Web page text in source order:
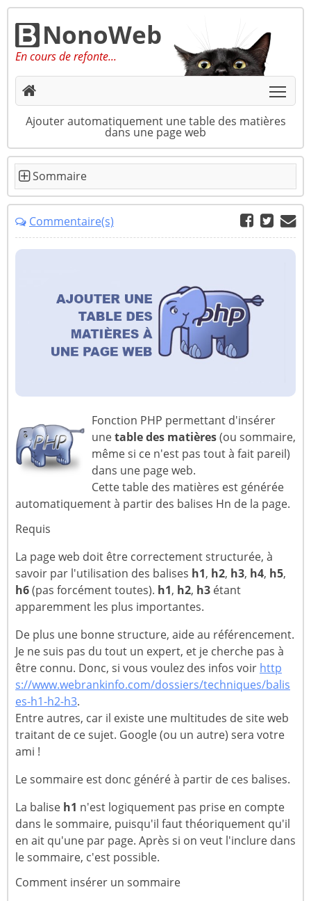
NonoWeb
En cours de refonte...
Ajouter automatiquement une table des matières
dans une page web
Commentaire(s)
Fonction PHP permettant d'insérer
unetable des matières(ou sommaire,
même si ce n'est pas tout à fait pareil)
dans une page web.
Cette table des matières est générée
automatiquement à partir des balises Hn de la page.
Requis
La page web doit être correctement structurée, à
savoir par l'utilisation des balises h1, h2, h3, h4, h5,
h6(pas forcément toutes). h1, h2, h3 étant
apparemment les plus importantes.
De plus une bonne structure, aide au référencement.
Je ne suis pas du tout un expert, et je cherche pas à
être connu. Donc, si vous voulez des infos voir http
s://www.webrankinfo.com/dossiers/techniques/balis
es-h1-h2-h3.
Entre autres, car il existe une multitudes de site web
traitant de ce sujet. Google (ou un autre) sera votre
ami !
Le sommaire est donc généré à partir de ces balises.
La balise h1 n'est logiquement pas prise en compte
dans le sommaire, puisqu'il faut théoriquement qu'il
en ait qu'une par page. Après si on veut l'inclure dans
le sommaire, c'est possible.
Comment insérer un sommaire